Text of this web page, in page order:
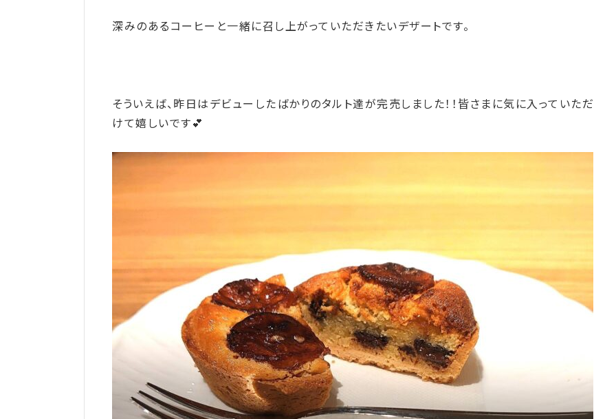
深みのあるコーヒーと一緒に召し上がっていただきたいデザートです。
そういえば、昨日はデビューしたばかりのタルト達が完売しました！！皆さまに気に入っていただ
けて嬉しいです💕